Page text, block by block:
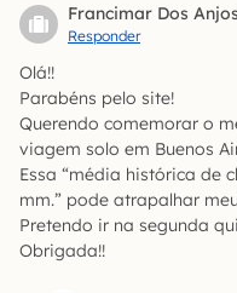
Francimar Dos Anjos
Responder
Olá!!
Parabéns pelo site!
Querendo comemorar o
viagem solo em Buenos
Essa “média histórica de
mm.” pode atrapalhar
Pretendo ir na segunda
Obrigada!!